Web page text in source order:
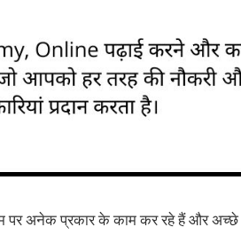
पर अनेक प्रकार के काम कर रहे हैं और